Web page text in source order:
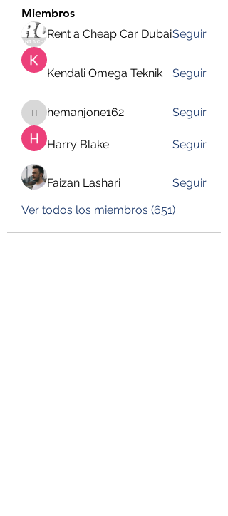
Miembros
Rent a Cheap Car DubaiSeguir
Kendali Omega Teknik Seguir
hemanjone162
hemanjone162 Seguir
Harry Blake Seguir
Faizan Lashari
Seguir
Ver todos los miembros (651)